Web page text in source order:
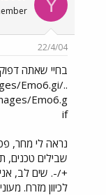
Y
22/4/04
בחיי שאתה דפוק
Emo6.gi
Emo6.g
if
נראה לי מחר,
שבילים טכנים,
+/-. שים לב,
לכיוון מזרח.